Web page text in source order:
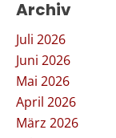
Archiv
Juli 2026
Juni 2026
Mai 2026
April 2026
März 2026